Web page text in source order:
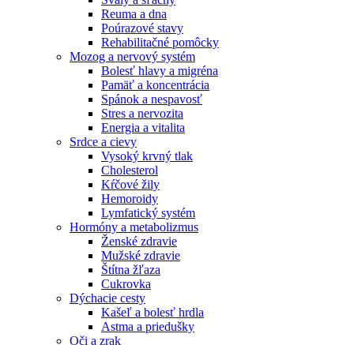
Reuma a dna
Poúrazové stavy
Rehabilitačné pomôcky
Mozog a nervový systém
Bolesť hlavy a migréna
Pamäť a koncentrácia
Spánok a nespavosť
Stres a nervozita
Energia a vitalita
Srdce a cievy
Vysoký krvný tlak
Cholesterol
Kŕčové žily
Hemoroidy
Lymfatický systém
Hormóny a metabolizmus
Ženské zdravie
Mužské zdravie
Štítna žľaza
Cukrovka
Dýchacie cesty
Kašeľ a bolesť hrdla
Astma a priedušky
Oči a zrak